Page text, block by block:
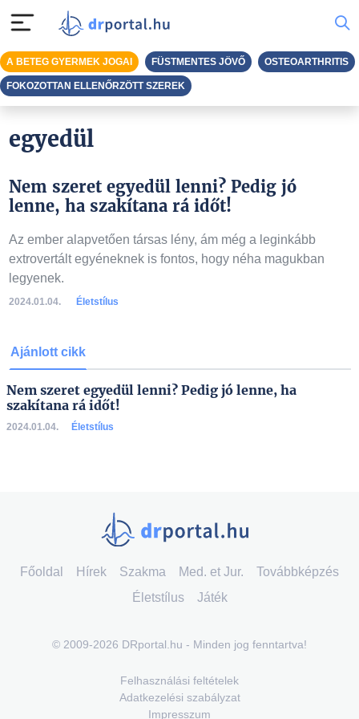
egyedül
Nem szeret egyedül lenni? Pedig jó
lenne, ha szakítana rá időt!
Az ember alapvetően társas lény, ám még a leginkább
extrovertált egyéneknek is fontos, hogy néha magukban
legyenek.
2024.01.04. Életstílus
Ajánlott cikk
Nem szeret egyedül lenni? Pedig jó lenne, ha
szakítana rá időt!
2024.01.04. Életstílus
A BETEG GYERMEK JOGAI FÜSTMENTES JÖVŐ OSTEOARTHRITIS
FOKOZOTTAN ELLENŐRZÖTT SZEREK
Főoldal Hírek Szakma Med. et Jur.
Továbbképzés
Életstílus
Játék
© 2009-2026 DRportal.hu - Minden jog fenntartva!
Felhasználási feltételek
Adatkezelési szabályzat
Impresszum